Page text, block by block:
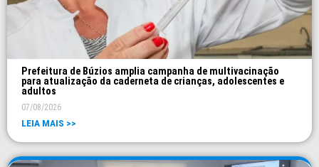
Prefeitura de Búzios amplia campanha de multivacinação
para atualização da caderneta de crianças, adolescentes e
adultos
07/08/2026
LEIA MAIS >>